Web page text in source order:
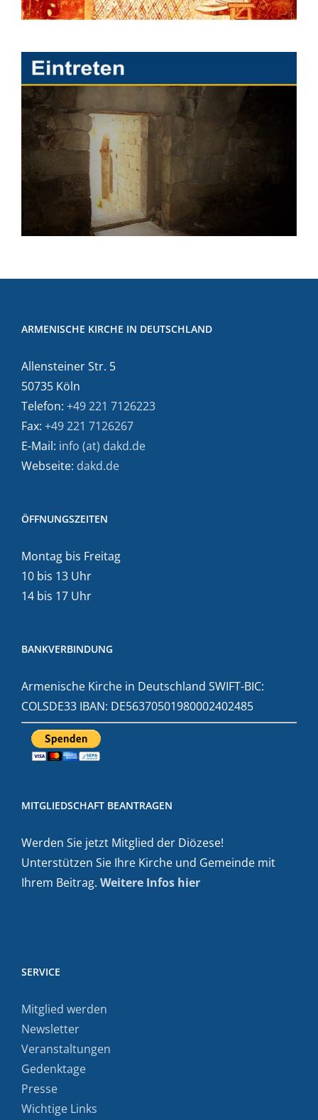
ARMENISCHE KIRCHE IN DEUTSCHLAND
Allensteiner Str. 5
50735 Köln
Telefon: +49 221 7126223
Fax: +49 221 7126267
E-Mail: info (at) dakd.de
Webseite: dakd.de
ÖFFNUNGSZEITEN
Montag bis Freitag
10 bis 13 Uhr
14 bis 17 Uhr
BANKVERBINDUNG
Armenische Kirche in Deutschland SWIFT-BIC:
COLSDE33 IBAN: DE56370501980002402485
MITGLIEDSCHAFT BEANTRAGEN
Werden Sie jetzt Mitglied der Diözese!
Unterstützen Sie Ihre Kirche und Gemeinde mit
Ihrem Beitrag. Weitere Infos hier
SERVICE
Mitglied werden
Newsletter
Veranstaltungen
Gedenktage
Presse
Wichtige Links